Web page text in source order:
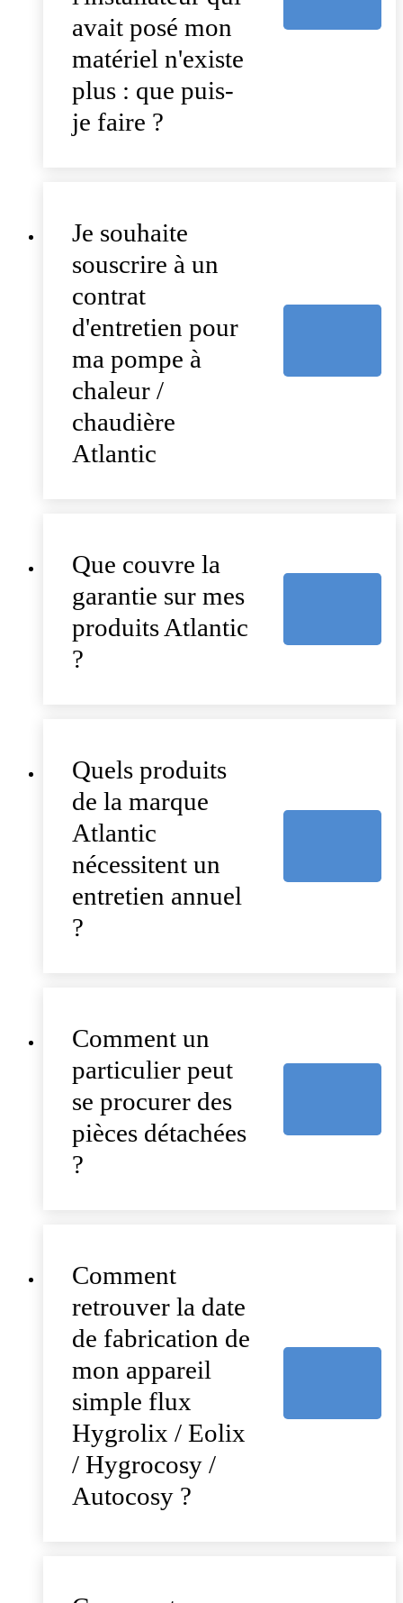
avait posé mon
matériel n'existe
plus : que puis-
je faire ?
Je souhaite
souscrire à un
contrat
d'entretien pour
ma pompe à
chaleur /
chaudière
Atlantic
Que couvre la
garantie sur mes
produits Atlantic
?
Quels produits
de la marque
Atlantic
nécessitent un
entretien annuel
?
Comment un
particulier peut
se procurer des
pièces détachées
?
Comment
retrouver la date
de fabrication de
mon appareil
simple flux
Hygrolix / Eolix
/ Hygrocosy /
Autocosy ?